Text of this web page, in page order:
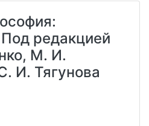
редакцией
М. И.
И. Тягунова